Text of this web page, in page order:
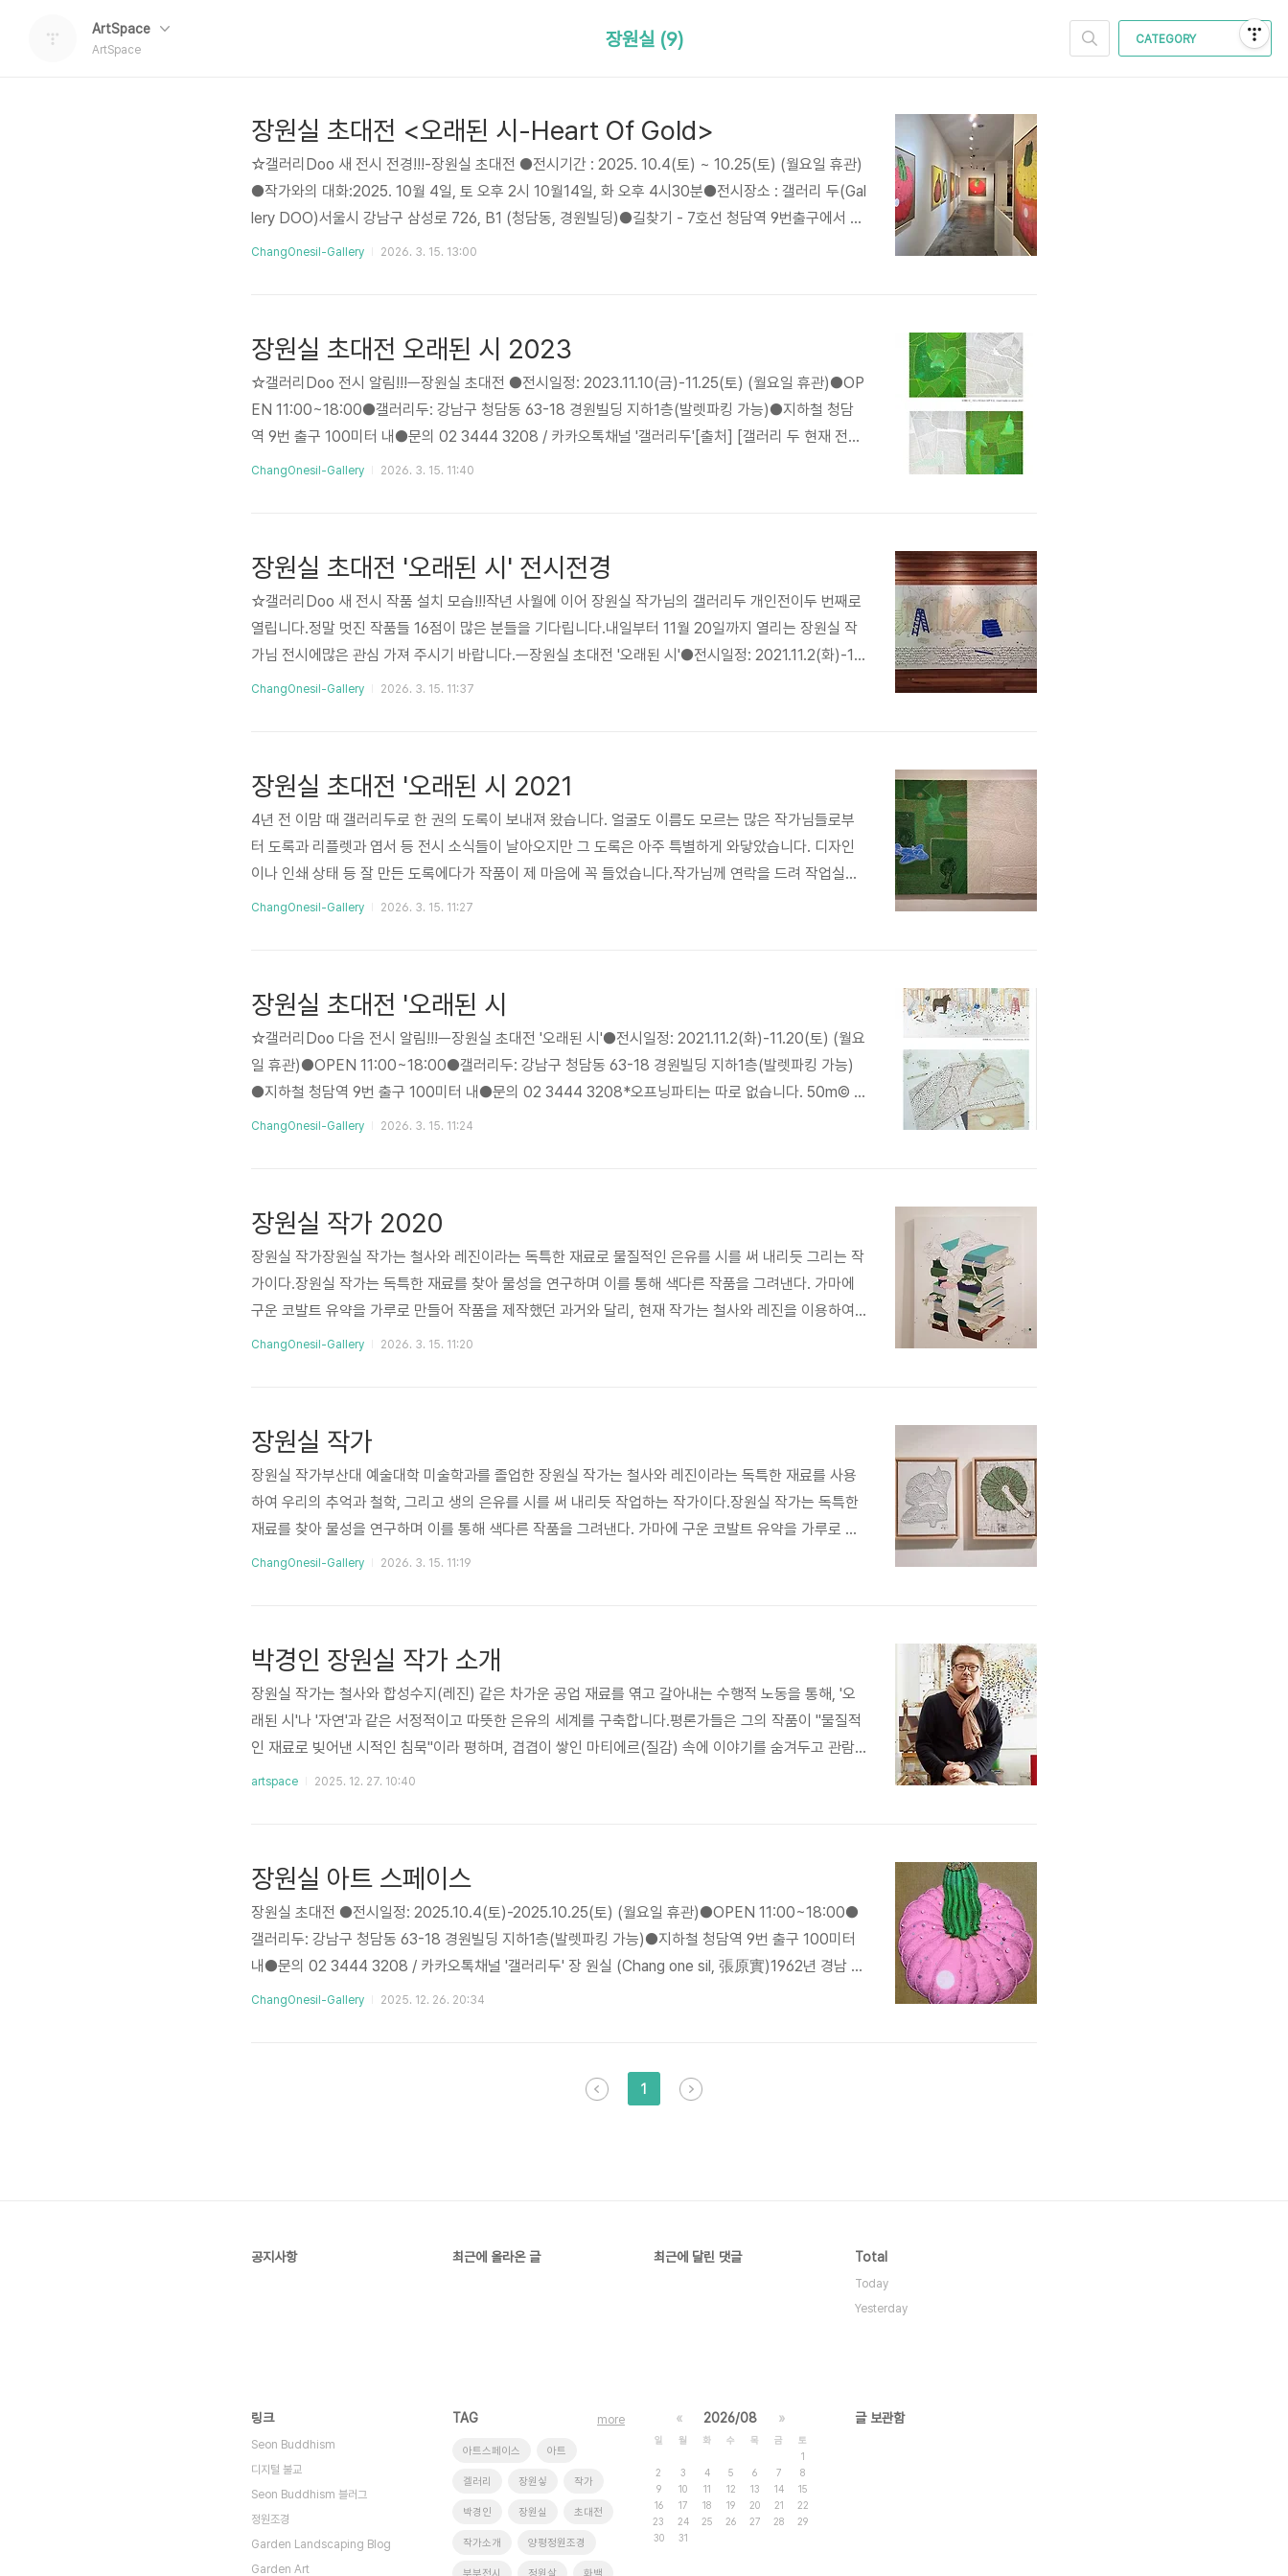
ArtSpace
ArtSpace
CATEGORY
장원실 (9)
장원실 초대전 <오래된 시-Heart Of Gold>
☆갤러리Doo 새 전시 전경!!!-장원실 초대전 ●전시기간 : 2025. 10.4(토) ~ 10.25(토) (월요일 휴관)
●작가와의 대화:2025. 10월 4일, 토 오후 2시 10월14일, 화 오후 4시30분●전시장소 : 갤러리 두(Gal
lery DOO)서울시 강남구 삼성로 726, B1 (청담동, 경원빌딩)●길찾기 - 7호선 청담역 9번출구에서 12
0M, 청담성당 지나 대로변 이웃한 건물 지하1층(1층 세라젬)■작품 및 전시 문의 :02-3444-3208 카
ChangOnesil-Gallery 2026. 3. 15. 13:00
장원실 초대전 오래된 시 2023
☆갤러리Doo 전시 알림!!!ㅡ장원실 초대전 ​​●전시일정: 2023.11.10(금)-11.25(토) (월요일 휴관)●OP
EN 11:00~18:00​●갤러리두: 강남구 청담동 63-18 경원빌딩 지하1층(발렛파킹 가능)●지하철 청담
역 9번 출구 100미터 내​●문의 02 3444 3208 / 카카오톡채널 '갤러리두'​[출처] [갤러리 두 현재 전
시]-장원실 초대전|작성자 갤러리두
ChangOnesil-Gallery 2026. 3. 15. 11:40
장원실 초대전 '오래된 시' 전시전경
☆갤러리Doo 새 전시 작품 설치 모습!!!작년 사월에 이어 장원실 작가님의 갤러리두 개인전이두 번째로
열립니다.정말 멋진 작품들 16점이 많은 분들을 기다립니다.내일부터 11월 20일까지 열리는 장원실 작
가님 전시에많은 관심 가져 주시기 바랍니다.ㅡ장원실 초대전 '오래된 시'​●전시일정: 2021.11.2(화)-11.
20(토) (월요일 휴관)●OPEN 11:00~18:00​●갤러리두: 강남구 청담동 63-18 경원빌딩 지하1층(발
ChangOnesil-Gallery 2026. 3. 15. 11:37
장원실 초대전 '오래된 시 2021
4년 전 이맘 때 갤러리두로 한 권의 도록이 보내져 왔습니다. 얼굴도 이름도 모르는 많은 작가님들로부
터 도록과 리플렛과 엽서 등 전시 소식들이 날아오지만 그 도록은 아주 특별하게 와닿았습니다. 디자인
이나 인쇄 상태 등 잘 만든 도록에다가 작품이 제 마음에 꼭 들었습니다.작가님께 연락을 드려 작업실을
방문해 그 다음 해 봄 전시를 잡았는데 2020년 새해 벽두부터 코비드 19의 기습에 걱정을 했지만 9년만
련되..
ChangOnesil-Gallery 2026. 3. 15. 11:27
장원실 초대전 '오래된 시
☆갤러리Doo 다음 전시 알림!!!ㅡ장원실 초대전 '오래된 시'​●전시일정: 2021.11.2(화)-11.20(토) (월요
일 휴관)●OPEN 11:00~18:00​●갤러리두: 강남구 청담동 63-18 경원빌딩 지하1층(발렛파킹 가능)
●지하철 청담역 9번 출구 100미터 내​●문의 02 3444 3208*오프닝파티는 따로 없습니다. 50m© N
AVER Corp. 갤러리 두서울특별시 강남구 삼성로 726 경원빌딩[출처] 갤러리두 다음전시 안내 2021.1
ChangOnesil-Gallery 2026. 3. 15. 11:24
장원실 작가 2020
장원실 작가​장원실 작가는 철사와 레진이라는 독특한 재료로 물질적인 은유를 시를 써 내리듯 그리는 작
가이다.장원실 작가는 독특한 재료를 찾아 물성을 연구하며 이를 통해 색다른 작품을 그려낸다. 가마에
구운 코발트 유약을 가루로 만들어 작품을 제작했던 과거와 달리, 현재 작가는 철사와 레진을 이용하여
작품을 그려낸다. 이에 영감이 된 것은 양평의 다른 작가들과 교류하며 알게 된 한 도예가이다. 도예 작가
ChangOnesil-Gallery 2026. 3. 15. 11:20
장원실 작가
장원실 작가​부산대 예술대학 미술학과를 졸업한 ​장원실 작가는 철사와 레진이라는 독특한 재료를 사용
하여 우리의 추억과 철학, 그리고 생의 은유를 시를 써 내리듯 작업하는 작가이다.​장원실 작가는 독특한
재료를 찾아 물성을 연구하며 이를 통해 색다른 작품을 그려낸다. 가마에 구운 코발트 유약을 가루로 만
들어 작품을 제작했던 과거와 달리, 현재 작가는 철사와 레진을 이용하여 작품을 그려낸다. ​이에 영감이
ChangOnesil-Gallery 2026. 3. 15. 11:19
박경인 장원실 작가 소개
장원실 작가는 철사와 합성수지(레진) 같은 차가운 공업 재료를 엮고 갈아내는 수행적 노동을 통해, '오
래된 시'나 '자연'과 같은 서정적이고 따뜻한 은유의 세계를 구축합니다.평론가들은 그의 작품이 "물질적
인 재료로 빚어낸 시적인 침묵"이라 평하며, 겹겹이 쌓인 마티에르(질감) 속에 이야기를 숨겨두고 관람
객이 스스로 그 여백을 채우게 만드는 기다림의 미학을 높이 평가합니다.Critical Essays제1장. 서론: 은
artspace 2025. 12. 27. 10:40
장원실 아트 스페이스
장원실 초대전 ●전시일정: 2025.10.4(토)-2025.10.25(토) (월요일 휴관)●OPEN 11:00~18:00●
갤러리두: 강남구 청담동 63-18 경원빌딩 지하1층(발렛파킹 가능)●지하철 청담역 9번 출구 100미터
내●문의 02 3444 3208 / 카카오톡채널 '갤러리두' 장 원실 (Chang one sil, 張原實)1962년 경남 합
천생, 부산대학교 예술대학 미술학과졸업개인전2002 부산문화회관 중전시실2008 인사아트센터(서
(양평군립미술관)2011 양평군립미술관 개관기념전(양평미술관/경기도..
ChangOnesil-Gallery 2025. 12. 26. 20:34
1
공지사항 최근에 올라온 글 최근에 달린 댓글 Total
Today
Yesterday
링크
Seon Buddhism
디지털 불교
Seon Buddhism 블러그
정원조경
Garden Landscaping Blog
Garden Art
TAG
아트스페이스 아트
겔러리 장원싷 작가
박경인 장원실 초대전
작가소개 양평정원조경
more « 2026/08 »
일 월 화 수 목 금
토
1
2
3 4 5 6 7
8
9
10 11 12 13 14
15
16
17 18 19 20 21
22
23
24 25 26 27 28
29
30
31
글 보관함